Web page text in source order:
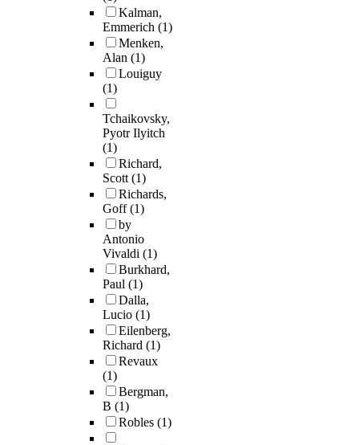
Kalman,
Emmerich (1)
Menken,
Alan (1)
Louiguy
(1)
Tchaikovsky,
Pyotr Ilyitch
(1)
Richard,
Scott(1)
Richards,
Goff(1)
by
Antonio
Vivaldi (1)
Burkhard,
Paul (1)
Dalla,
Lucio (1)
Eilenberg,
Richard (1)
Revaux
(1)
Bergman,
B (1)
Robles (1)